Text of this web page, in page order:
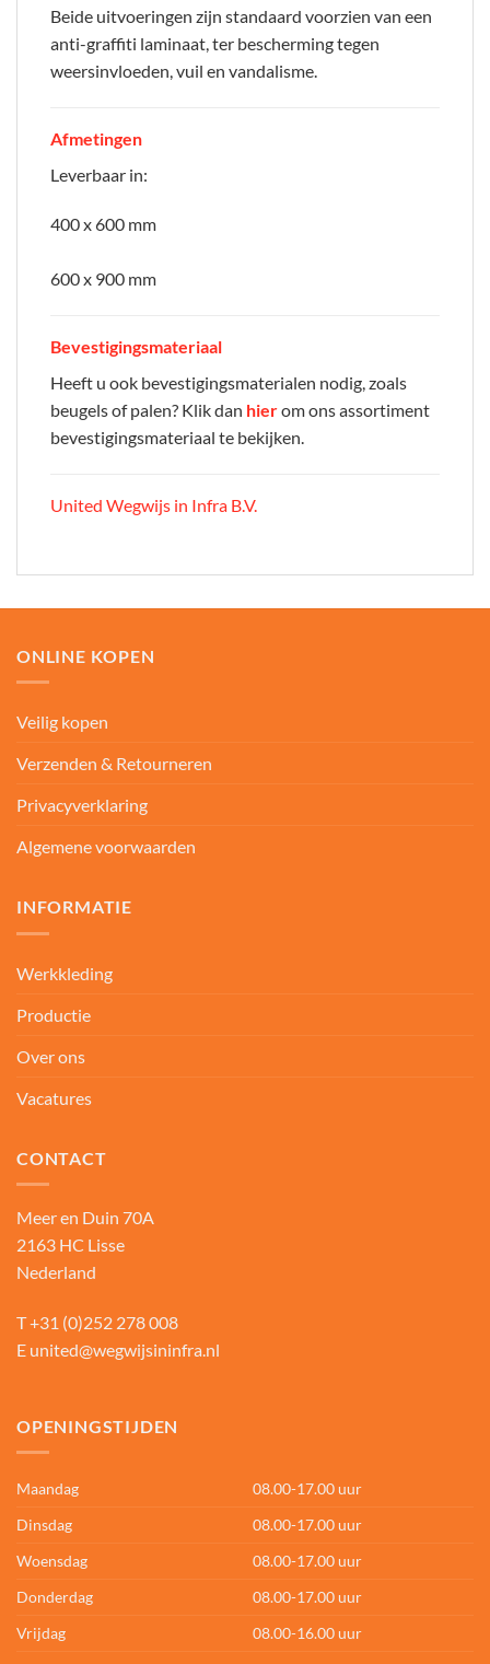
Beide uitvoeringen zijn standaard voorzien van een
anti-graffiti laminaat, ter bescherming tegen
weersinvloeden, vuil en vandalisme.
Afmetingen
Leverbaar in:
400 x 600 mm
600 x 900 mm
Bevestigingsmateriaal
Heeft u ook bevestigingsmaterialen nodig, zoals
beugels of palen? Klik dan hierom ons assortiment
bevestigingsmateriaal te bekijken.
United Wegwijs in Infra B.V.
ONLINE KOPEN
Veilig kopen
Verzenden & Retourneren
Privacyverklaring
Algemene voorwaarden
INFORMATIE
Werkkleding
Productie
Over ons
Vacatures
CONTACT
Meer en Duin 70A
2163 HC Lisse
Nederland
T+31 (0)252 278 008
E united@wegwijsininfra.nl
OPENINGSTIJDEN
Maandag
08.00-17.00 uur
Dinsdag
08.00-17.00 uur
Woensdag
08.00-17.00 uur
Donderdag
08.00-17.00 uur
Vrijdag
08.00-16.00 uur